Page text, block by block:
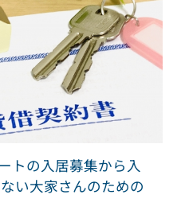
トの入居募集から入
い大家さんのための